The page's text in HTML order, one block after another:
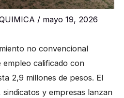
/ mayo 19, 2026
no convencional
empleo calificado con
2,9 millones de pesos. El
y empresas lanzan